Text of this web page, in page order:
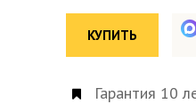
КУПИТЬ
Гарантия 10